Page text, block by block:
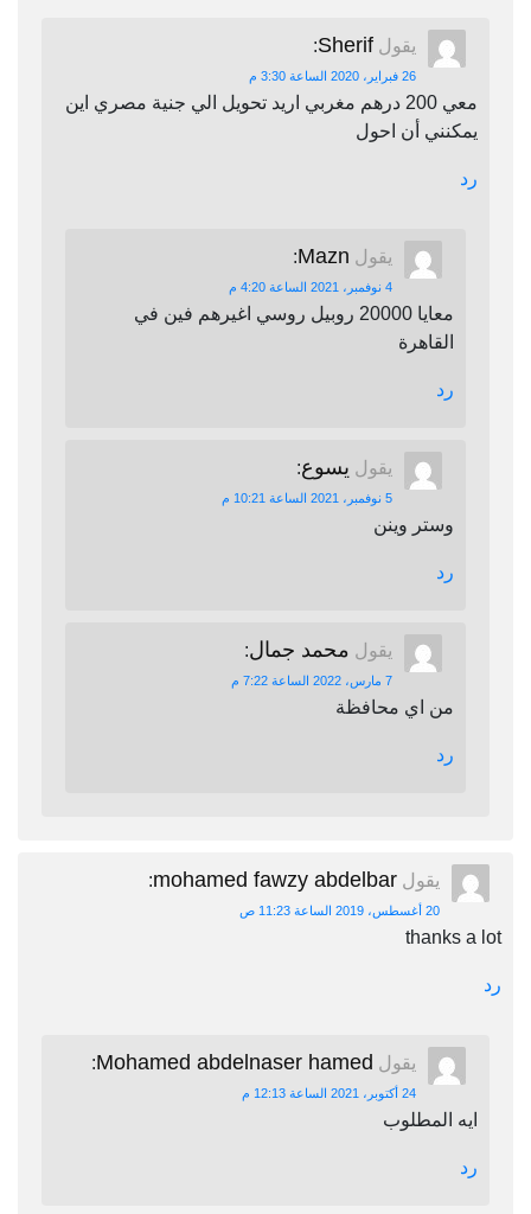
يقول Sherif
:
26 فبراير، 2020 الساعة 3:30 م
معي 200 درهم مغربي اريد تحويل الي جنية مصري اين
يمكنني أن احول
رد
يقول Mazn
:
4 نوفمبر، 2021 الساعة 4:20 م
معايا 20000 روبيل روسي اغيرهم فين في
القاهرة
رد
يقول يسوع:
5 نوفمبر، 2021 الساعة 10:21 م
وستر وينن
رد
يقول محمد جمال:
7 مارس، 2022 الساعة 7:22 م
من اي محافظة
رد
يقول mohamed fawzy abdelbar
:
20 أغسطس، 2019 الساعة 11:23 ص
thanks a lot
رد
يقول Mohamed abdelnaser hamed
:
24 أكتوبر، 2021 الساعة 12:13 م
ايه المطلوب
رد